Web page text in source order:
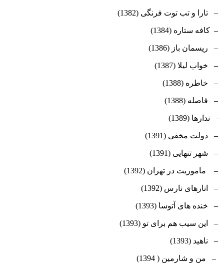
– تارا و تب توت فرنگی (1382)
– کافه ستاره (1384)
– ریسمان باز (1386)
– خواب لیلا (1387)
– خاطره (1388)
– فاصله (1388)
– ندارها (1389)
– دولت مخفی (1391)
– شهر تنهایی (1391)
– ماموریت در تهران (1392)
– انارهای نارس (1392)
– خنده های آتوسا (1393)
– این سیب هم برای تو (1393)
– ناهید (1393)
– من و شارمین ( 1394)